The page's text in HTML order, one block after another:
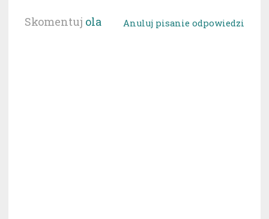
Skomentuj ola Anuluj pisanie odpowiedzi